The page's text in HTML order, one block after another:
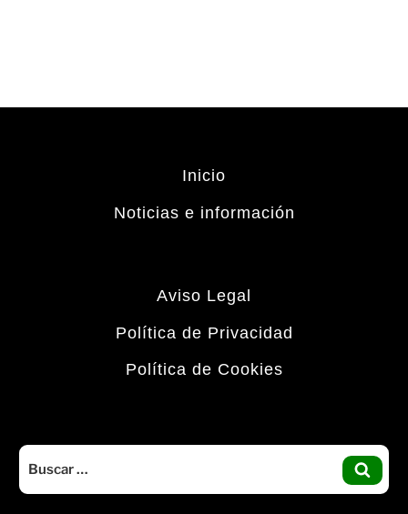
Inicio
Noticias e información
Aviso Legal
Política de Privacidad
Política de Cookies
Buscar